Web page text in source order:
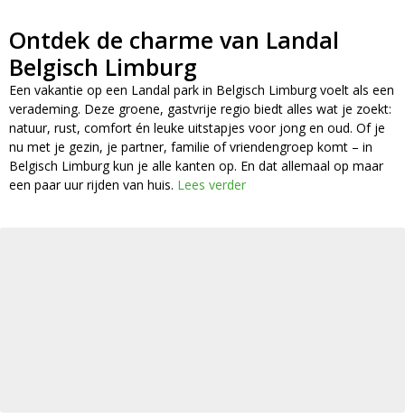
Ontdek de charme van Landal
Belgisch Limburg
Een vakantie op een Landal park in Belgisch Limburg voelt als een
verademing. Deze groene, gastvrije regio biedt alles wat je zoekt:
natuur, rust, comfort én leuke uitstapjes voor jong en oud. Of je
nu met je gezin, je partner, familie of vriendengroep komt – in
Belgisch Limburg kun je alle kanten op. En dat allemaal op maar
een paar uur rijden van huis. Lees verder